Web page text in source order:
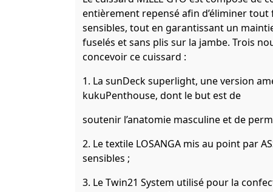
entièrement repensé afin d’éliminer
sensibles, tout en garantissant un
fuselés et sans plis sur la jambe. Trois
concevoir ce cuissard :
1. La sunDeck superlight, une version
kukuPenthouse, dont le but est de
soutenir l’anatomie masculine et de
2. Le textile LOSANGA mis au point par
sensibles ;
3. Le Twin21 System utilisé pour la